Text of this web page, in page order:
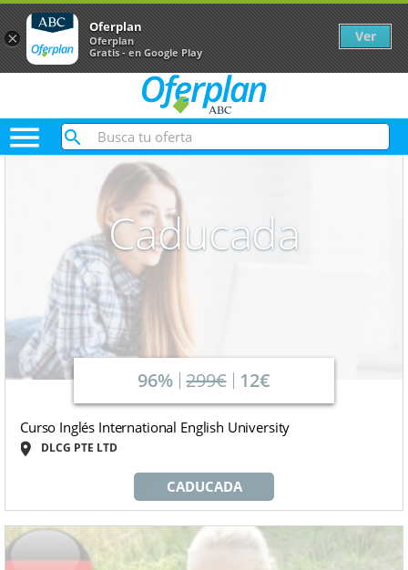

Caducada
96% 299€ 12€
Curso Inglés International English University
DLCG PTE LTD
CADUCADA
×
Oferplan
Oferplan
Gratis - en Google Play
Ver